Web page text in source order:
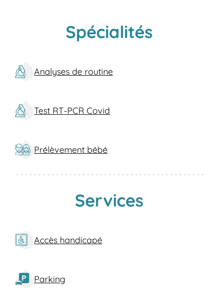
Baccarat, vous bénéficiez d'une prise en
charge immédiate et sans rendez-vous de
qualifié, qui garantit non seulement des
tranquillité d'esprit de chacun de nos
un test sanguin ou un dépistage spécifique,
constante.
Quels services propose notre laboratoire à
vos besoins médicaux :
spécifiques, avec possibilité de connaître
Spécialités
Analyses de routine
Test RT-PCR Covid
Prélèvement bébé
Services
Accès handicapé
Parking